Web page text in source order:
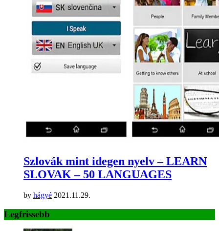
Szlovák mint idegen nyelv – LEARN
SLOVAK – 50 LANGUAGES
by hágyé 2021.11.29.
Legfrissebb